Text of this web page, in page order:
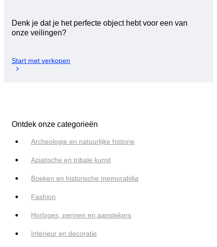
Denk je dat je het perfecte object hebt voor een van
onze veilingen?
Start met verkopen
Ontdek onze categorieën
Archeologie en natuurlijke historie
Aziatische en tribale kunst
Boeken en historische memorabilia
Fashion
Horloges, pennen en aanstekers
Interieur en decoratie